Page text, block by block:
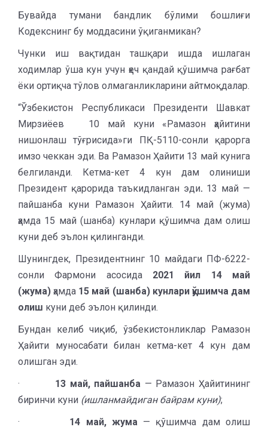
Бувайда тумани бандлик бўлими бошлиғи
Кодекснинг бу моддасини ўқиганмикан?
Чунки иш вақтидан ташқари ишда ишлаган
ходимлар ўша кун учун ҳеч қандай қўшимча рағбат
ёки ортиқча тўлов олмаганликларини айтмоқдалар.
“Ўзбекистон Республикаси Президенти
Шавкат
Мирзиёев 10 май куни «Рамазон ҳайитини
нишонлаш тўғрисида»ги ПҚ-5110-сонли қарорга
имзо чеккан эди. Ва Рамазон Ҳайити 13 май кунига
белгиланди. Кетма-кет 4 кун дам олиниши
Президент қарорида таъкидланган эди. 13 май —
пайшанба куни Рамазон Ҳайити. 14 май (жума)
ҳамда 15 май (шанба) кунлари қўшимча дам олиш
куни деб эълон қилинганди.
Шунингдек, Президентнинг 10 майдаги ПФ-6222-
сонли Фармони асосида 2021 йил 14 май
(жума)ҳамда 15 май (шанба) кунлари қўшимча дам
олиш куни деб эълон қилинди.
Бундан келиб чиқиб, ўзбекистонликлар Рамазон
Ҳайити муносабати билан кетма-кет 4 кун дам
олишган эди.
· 13 май, пайшанба — Рамазон Ҳайитининг
биринчи куни (ишланмайдиган байрам куни);
· 14 май, жума— қўшимча дам олиш